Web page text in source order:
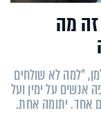
מה
"למה לא שולחים
אנשים על ימין ועל
אחד. יתומה אחת.